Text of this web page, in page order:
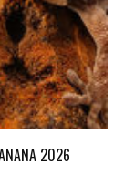
2026